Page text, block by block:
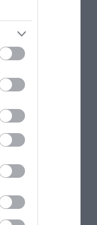
– Η
| 10:20
Internet τώρα
το χωριό της
| 10:00